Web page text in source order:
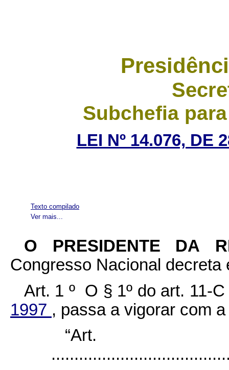
Subchefia
LEI Nº 14.076, DE
Ver mais...
Texto compilado
O PRESIDENTE DA
Congresso Nacional
Art. 1 º O § 1º do art. 11-
1997 , passa a vigorar com